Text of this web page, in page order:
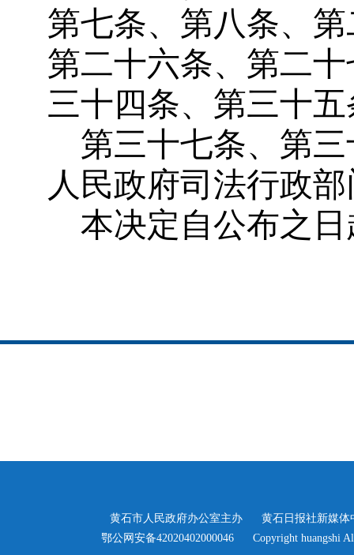
第七条、第八条、
第二十六条、第二
三十四条、第三十
第三十七条、第
人民政府司法行政部
本决定自公布之
黄石市人民政府办公室主办
黄石日报社新媒体
鄂公网安备42020402000046
Copyright huangshi